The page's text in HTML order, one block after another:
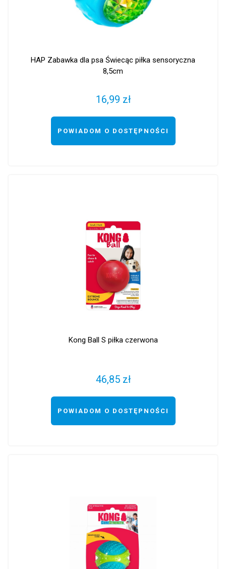
HAP Zabawka dla psa Świecąc piłka sensoryczna
8,5cm
16,99 zł
POWIADOM O DOSTĘPNOŚCI
Kong Ball S piłka czerwona
46,85 zł
POWIADOM O DOSTĘPNOŚCI